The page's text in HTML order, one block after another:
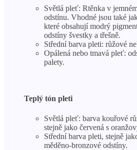
Světlá pleť: Rtěnka v
odstínu. Vhodné jsou také
které obsahují modrý
odstíny švestky a třešně.
Střední barva pleti: růžové
Opálená nebo tmavá pleť:
palety.
Teplý tón pleti
Světlá pleť: barva kouřové
stejně jako červená s
Střední barva pleti, stejně
měděno-bronzové odstíny.